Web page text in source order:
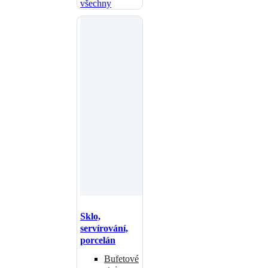
všechny
Sklo,
servírování,
porcelán
Bufetové